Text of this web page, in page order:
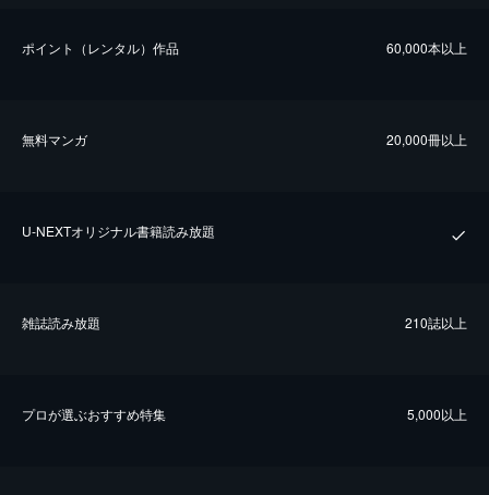
ポイント（レンタル）作品 60,000本以上
無料マンガ 20,000冊以上
U-NEXTオリジナル書籍読み放題
雑誌読み放題 210誌以上
プロが選ぶおすすめ特集 5,000以上